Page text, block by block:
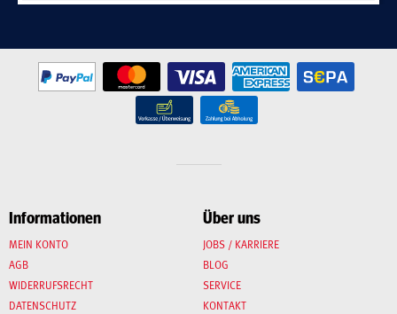
Informationen
MEIN KONTO
AGB
WIDERRUFSRECHT
DATENSCHUTZ
Über uns
JOBS / KARRIERE
BLOG
SERVICE
KONTAKT